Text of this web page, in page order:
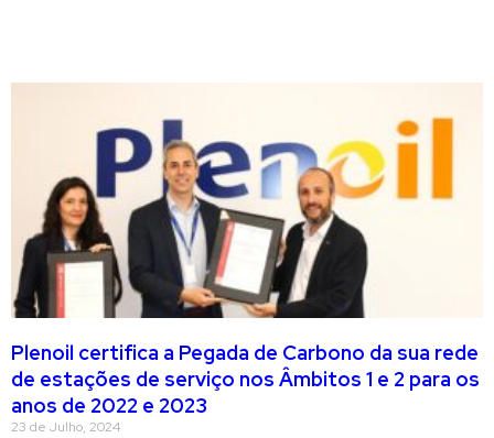
Plenoil certifica a Pegada de Carbono da sua rede
de estações de serviço nos Âmbitos 1 e 2 para os
anos de 2022 e 2023
23 de Julho, 2024